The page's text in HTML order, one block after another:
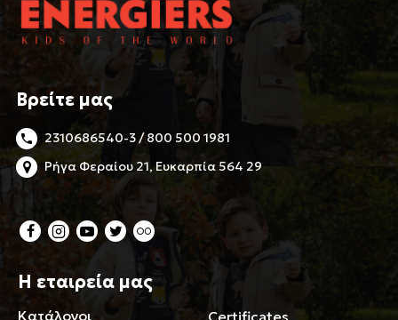
Βρείτε μας
2310686540-3 / 800 500 1981
Ρήγα Φεραίου 21, Ευκαρπία 564 29
Η εταιρεία μας
Κατάλογοι